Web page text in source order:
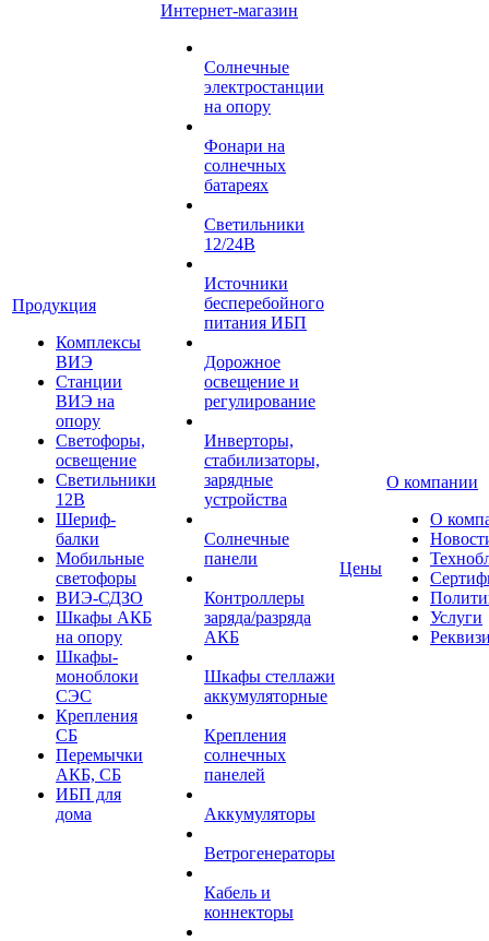
Продукция
Комплексы
ВИЭ
Станции
ВИЭ на
опору
Светофоры,
освещение
Светильники
12В
Шериф-
балки
Мобильные
светофоры
ВИЭ-СДЗО
Шкафы АКБ
на опору
Шкафы-
моноблоки
СЭС
Крепления
СБ
Перемычки
АКБ, СБ
ИБП для
дома
Интернет-магазин
Солнечные
электростанции
на опору
Фонари на
солнечных
батареях
Светильники
12/24В
Источники
бесперебойного
питания ИБП
Дорожное
освещение и
регулирование
Инверторы,
стабилизаторы,
зарядные
устройства
Солнечные
панели
Контроллеры
заряда/разряда
АКБ
Шкафы стеллажи
аккумуляторные
Крепления
солнечных
панелей
Аккумуляторы
Ветрогенераторы
Кабель и
коннекторы
Цены
О компании
О
Услуги